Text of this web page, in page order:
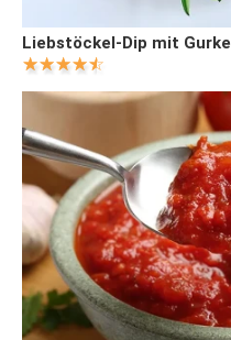
Liebstöckel-Dip mit Gurke